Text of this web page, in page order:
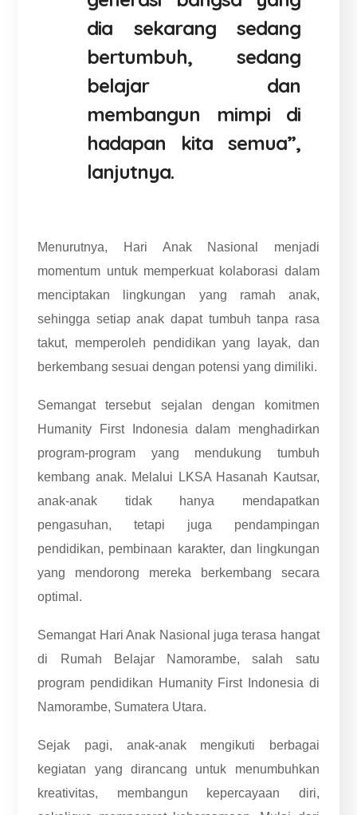
dia sekarang sedang
bertumbuh, sedang
belajar dan
membangun mimpi di
hadapan kita semua”,
lanjutnya.
Menurutnya, Hari Anak Nasional menjadi
momentum untuk memperkuat kolaborasi dalam
menciptakan lingkungan yang ramah anak,
sehingga setiap anak dapat tumbuh tanpa rasa
takut, memperoleh pendidikan yang layak, dan
berkembang sesuai dengan potensi yang dimiliki.
Semangat tersebut sejalan dengan komitmen
Humanity First Indonesia dalam menghadirkan
program-program yang mendukung tumbuh
kembang anak. Melalui LKSA Hasanah Kautsar,
anak-anak tidak hanya mendapatkan
pengasuhan, tetapi juga pendampingan
pendidikan, pembinaan karakter, dan lingkungan
yang mendorong mereka berkembang secara
optimal.
Semangat Hari Anak Nasional juga terasa hangat
di Rumah Belajar Namorambe, salah satu
program pendidikan Humanity First Indonesia di
Namorambe, Sumatera Utara.
Sejak pagi, anak-anak mengikuti berbagai
kegiatan yang dirancang untuk menumbuhkan
kreativitas, membangun kepercayaan diri,